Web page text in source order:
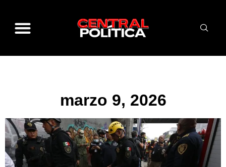
marzo 9, 2026